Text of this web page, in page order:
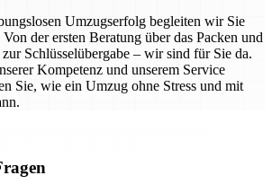
Umzugserfolg begleiten wir Sie
der ersten Beratung über das Packen und
Schlüsselübergabe – wir sind für Sie da.
Kompetenz und unserem Service
Sie, wie ein Umzug ohne Stress und mit